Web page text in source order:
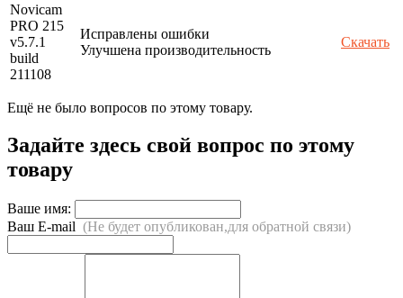
Novicam
PRO 215
v5.7.1
build
211108
Исправлены ошибки
Улучшена производительность
Скачать
Ещё не было вопросов по этому товару.
Задайте здесь свой вопрос по этому
товару
Ваше имя:
Ваш E-mail (Не будет опубликован,для обратной связи)